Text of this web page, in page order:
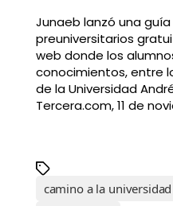
Junaeb lanzó una
preuniversitarios
web donde los
conocimientos, entre
de la Universidad
Tercera.com, 11 de
camino a la universidad